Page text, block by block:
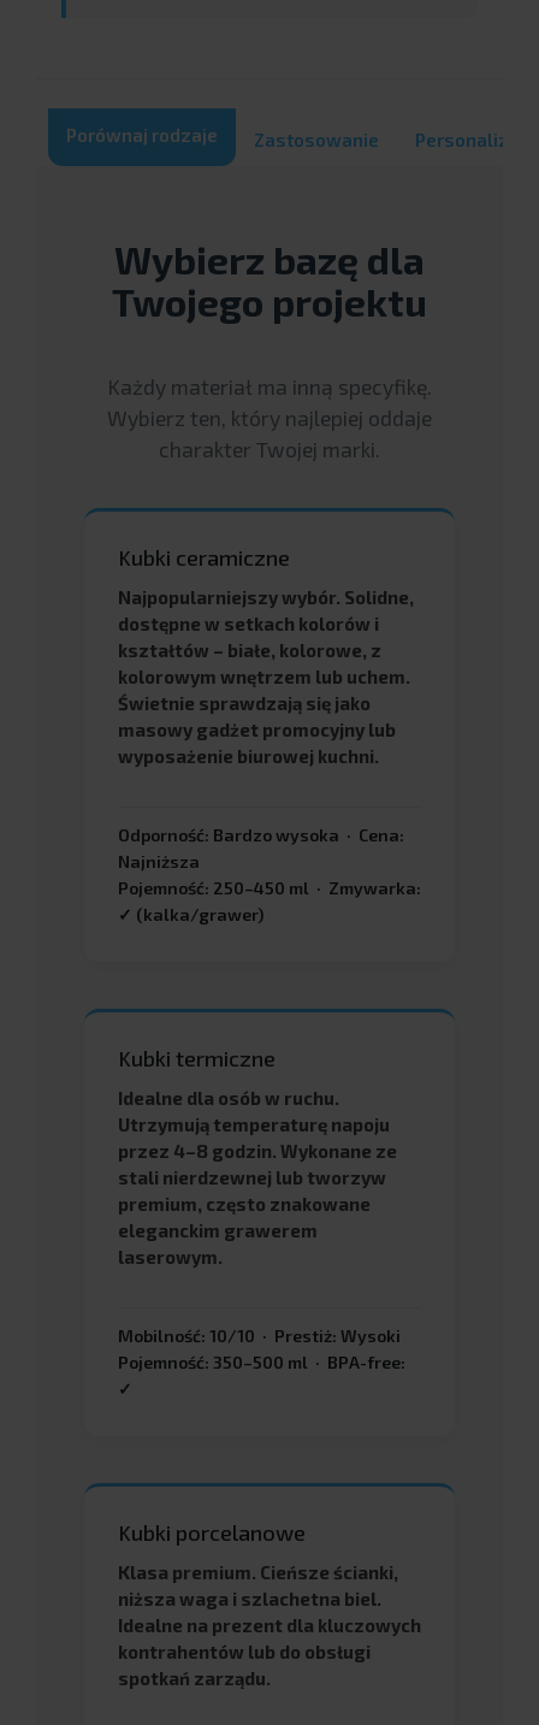
Porównaj rodzaje Zastosowanie
Wybierz bazę dla
Twojego projektu
Każdy materiał ma inną specyfikę.
Wybierz ten, który najlepiej oddaje
charakter Twojej marki.
Kubki ceramiczne
Najpopularniejszy wybór. Solidne,
dostępne w setkach kolorów i
kształtów – białe, kolorowe, z
kolorowym wnętrzem lub uchem.
Świetnie sprawdzają się jako
masowy gadżet promocyjny lub
wyposażenie biurowej kuchni.
Odporność: Bardzo wysoka · Cena:
Najniższa
Pojemność: 250–450 ml · Zmywarka:
✓ (kalka/grawer)
Kubki termiczne
Idealne dla osób w ruchu.
Utrzymują temperaturę napoju
przez 4–8 godzin. Wykonane ze
stali nierdzewnej lub tworzyw
premium, często znakowane
eleganckim grawerem
laserowym.
Mobilność: 10/10 · Prestiż: Wysoki
Pojemność: 350–500 ml · BPA-free:
✓
Kubki porcelanowe
Klasa premium. Cieńsze ścianki,
niższa waga i szlachetna biel.
Idealne na prezent dla kluczowych
kontrahentów lub do obsługi
spotkań zarządu.